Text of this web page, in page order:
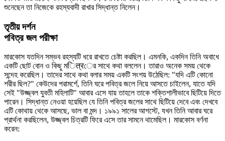
শুনেছেন তা নিজেকে রহস্যবাদী রাখার সিদ্ধান্ত নিলেন।
তৃতীয় দর্শন
পবিত্র জল পরীক্ষা
মারকোস যতদিন সম্ভব রহস্যটি ধরে রাখতে চেষ্টা করছিল। এমনকি, একদিন তিনি অবাধে
একটি ছোট বোন ও কিছু মित्रের সাথে কথা বললেন। তারাও অনেক সময় থেকে
সন্দেহ করেছিল। তাদের সাথে কথা বলার সময় একটি সংশয় উঠেছিল: "যদি এটি কোনো
শরীর ছিল?" কেউদের পরামর্শে, তিনি ঘরে পবিত্র জলে নিয়ে আসতে চাইলেন, যাতে যদি
সেই "উজ্জ্বল যুবতী মহিলাটি" আবার এসে যায় তাহলে তাকে শক্তিশালীভাবে ছিটিয়ে দিতে
পারেন। সিদ্ধান্ত নেওয়া হয়েছিল যে তিনি পবিত্র জলের সাথে ছিটিয়ে দেবে এবং দেখবে
এটি কোথায় থেকে আসছে, ভাল বা মন্দ। ১৯৯১ সালের আগস্টে, যখন তিনি আবার ঘরে
প্রার্থনা করছিলেন, উজ্জ্বল চিত্রটি ফিরে এসে তার সামনে থামেছিল। মারকোস বর্ণনা
করেন: